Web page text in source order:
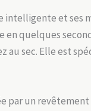
intelligente et
quelques
sec. Elle est
par un